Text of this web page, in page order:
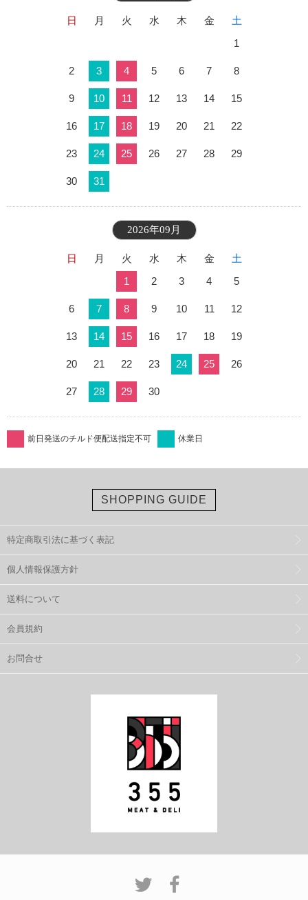
日 月 火 水 木 金
土
1
2 3 4 5 6 7 8
9 10 11 12 13 14 15
16 17 18 19 20 21 22
23 24 25 26 27 28 29
30 31
2026年09月
日 月 火 水 木 金
土
1
2 3 4 5
6 7 8 9 10 11 12
13 14 15 16 17 18 19
20 21 22 23 24 25 26
27 28 29 30
前日発送のチルド便配送指定不可 休業日
SHOPPING GUIDE
特定商取引法に基づく表記
個人情報保護方針
送料について
会員規約
お問合せ